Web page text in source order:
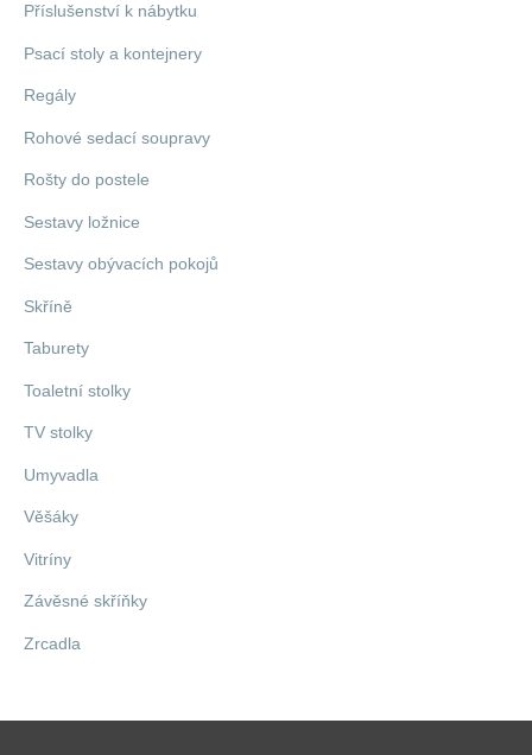
Příslušenství k nábytku
Psací stoly a kontejnery
Regály
Rohové sedací soupravy
Rošty do postele
Sestavy ložnice
Sestavy obývacích pokojů
Skříně
Taburety
Toaletní stolky
TV stolky
Umyvadla
Věšáky
Vitríny
Závěsné skříňky
Zrcadla